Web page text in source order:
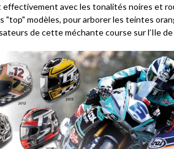
avec les tonalités noires et
"top" modèles, pour arborer les teintes
de cette méchante course sur l’Ile de